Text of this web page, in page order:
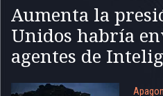
Aumenta la
Unidos habría
agentes de